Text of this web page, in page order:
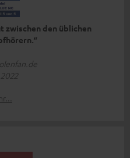
zwischen den üblichen